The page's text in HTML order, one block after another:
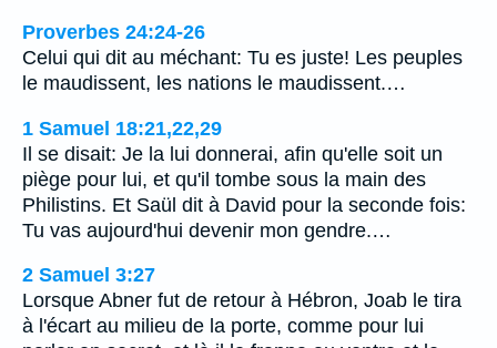
Proverbes 24:24-26
Celui qui dit au méchant: Tu es juste! Les peuples
le maudissent, les nations le maudissent.…
1 Samuel 18:21,22,29
Il se disait: Je la lui donnerai, afin qu'elle soit un
piège pour lui, et qu'il tombe sous la main des
Philistins. Et Saül dit à David pour la seconde fois:
Tu vas aujourd'hui devenir mon gendre.…
2 Samuel 3:27
Lorsque Abner fut de retour à Hébron, Joab le tira
à l'écart au milieu de la porte, comme pour lui